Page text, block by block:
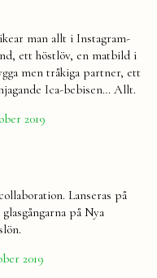
man allt i Instagram-
ett höstlöv, en matbild i
men tråkiga partner, ett
Ica-bebisen… Allt.
2019
Lanseras på
på Nya
2019